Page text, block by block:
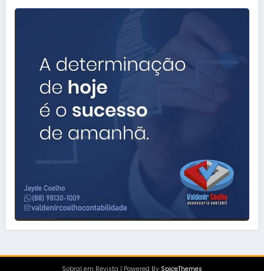
Sobral em Revista | Powered By SpiceThemes